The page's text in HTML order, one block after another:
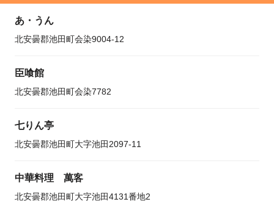
あ・うん
北安曇郡池田町会染9004-12
臣喰館
北安曇郡池田町会染7782
七りん亭
北安曇郡池田町大字池田2097-11
中華料理 萬客
北安曇郡池田町大字池田4131番地2